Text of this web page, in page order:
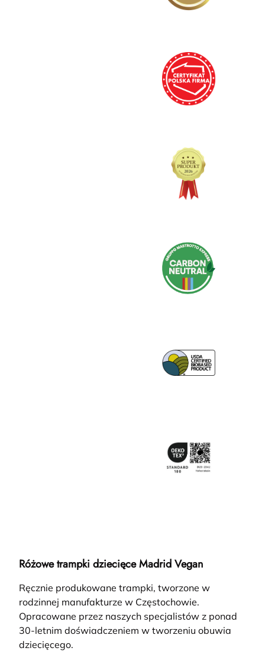
Różowe trampki dziecięce Madrid Vegan
Ręcznie produkowane trampki, tworzone w
rodzinnej manufakturze w Częstochowie.
Opracowane przez naszych specjalistów z ponad
30-letnim doświadczeniem w tworzeniu obuwia
dziecięcego.